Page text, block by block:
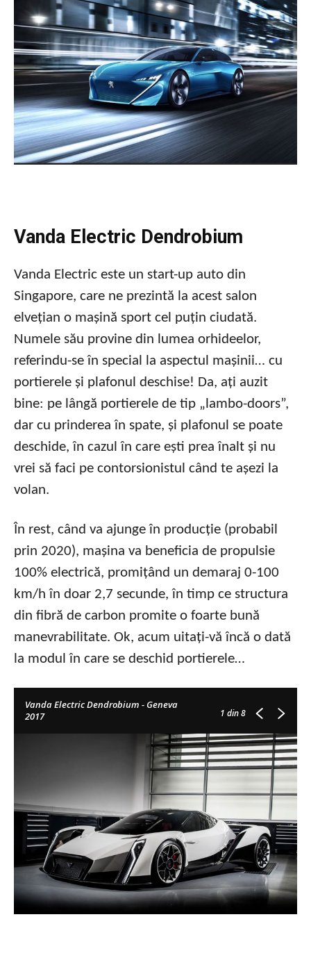
Vanda Electric Dendrobium
Vanda Electric este un start-up auto din
Singapore, care ne prezintă la acest salon
elvețian o mașină sport cel puțin ciudată.
Numele său provine din lumea orhideelor,
referindu-se în special la aspectul mașinii… cu
portierele și plafonul deschise! Da, ați auzit
bine: pe lângă portierele de tip „lambo-doors”,
dar cu prinderea în spate, și plafonul se poate
deschide, în cazul în care ești prea înalt și nu
vrei să faci pe contorsionistul când te așezi la
volan.
În rest, când va ajunge în producție (probabil
prin 2020), mașina va beneficia de propulsie
100% electrică, promițând un demaraj 0-100
km/h în doar 2,7 secunde, în timp ce structura
din fibră de carbon promite o foarte bună
manevrabilitate. Ok, acum uitați-vă încă o dată
la modul în care se deschid portierele…
Vanda Electric Dendrobium - Geneva
2017
1 din 8